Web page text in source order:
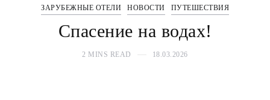
ЗАРУБЕЖНЫЕ ОТЕЛИ НОВОСТИ ПУТЕШЕСТВИЯ
Спасение на водах!
2 MINS READ 18.03.2026